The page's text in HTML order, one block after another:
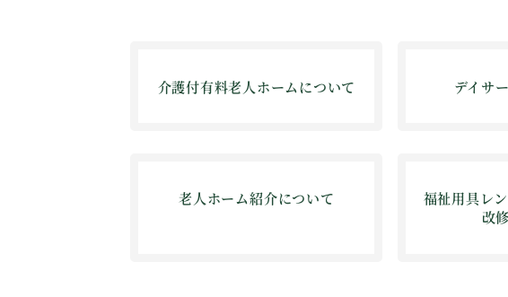
介護付有料老人ホームについて デイサ
老人ホーム紹介について
福祉用具レ
改